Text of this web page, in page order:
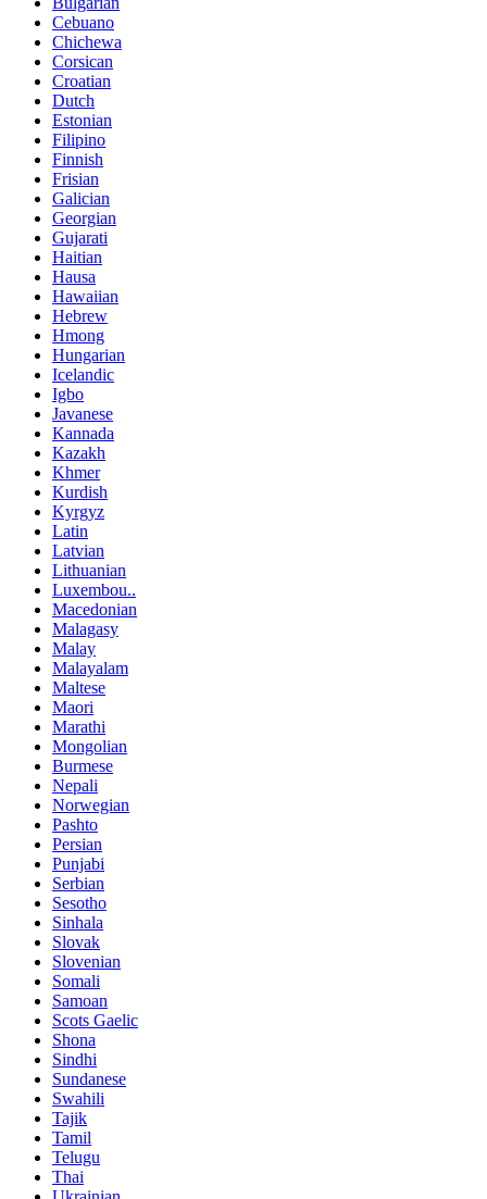
Cebuano
Chichewa
Corsican
Croatian
Dutch
Estonian
Filipino
Finnish
Frisian
Galician
Georgian
Gujarati
Haitian
Hausa
Hawaiian
Hebrew
Hmong
Hungarian
Icelandic
Igbo
Javanese
Kannada
Kazakh
Khmer
Kurdish
Kyrgyz
Latin
Latvian
Lithuanian
Luxembou..
Macedonian
Malagasy
Malay
Malayalam
Maltese
Maori
Marathi
Mongolian
Burmese
Nepali
Norwegian
Pashto
Persian
Punjabi
Serbian
Sesotho
Sinhala
Slovak
Slovenian
Somali
Samoan
Scots Gaelic
Shona
Sindhi
Sundanese
Swahili
Tajik
Tamil
Telugu
Thai